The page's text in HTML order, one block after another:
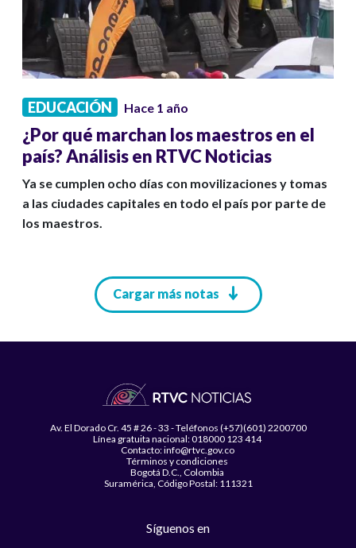
EDUCACIÓN Hace 1 año
¿Por qué marchan los maestros en el
país? Análisis en RTVC Noticias
Ya se cumplen ocho días con movilizaciones y tomas
a las ciudades capitales en todo el país por parte de
los maestros.
Cargar más notas
Av. El Dorado Cr. 45 # 26 - 33 - Teléfonos (+57)(601) 2200700
Línea gratuita nacional: 018000 123 414
Contacto: info@rtvc.gov.co
Términos y condiciones
Bogotá D.C., Colombia
Suramérica, Código Postal: 111321
Síguenos en